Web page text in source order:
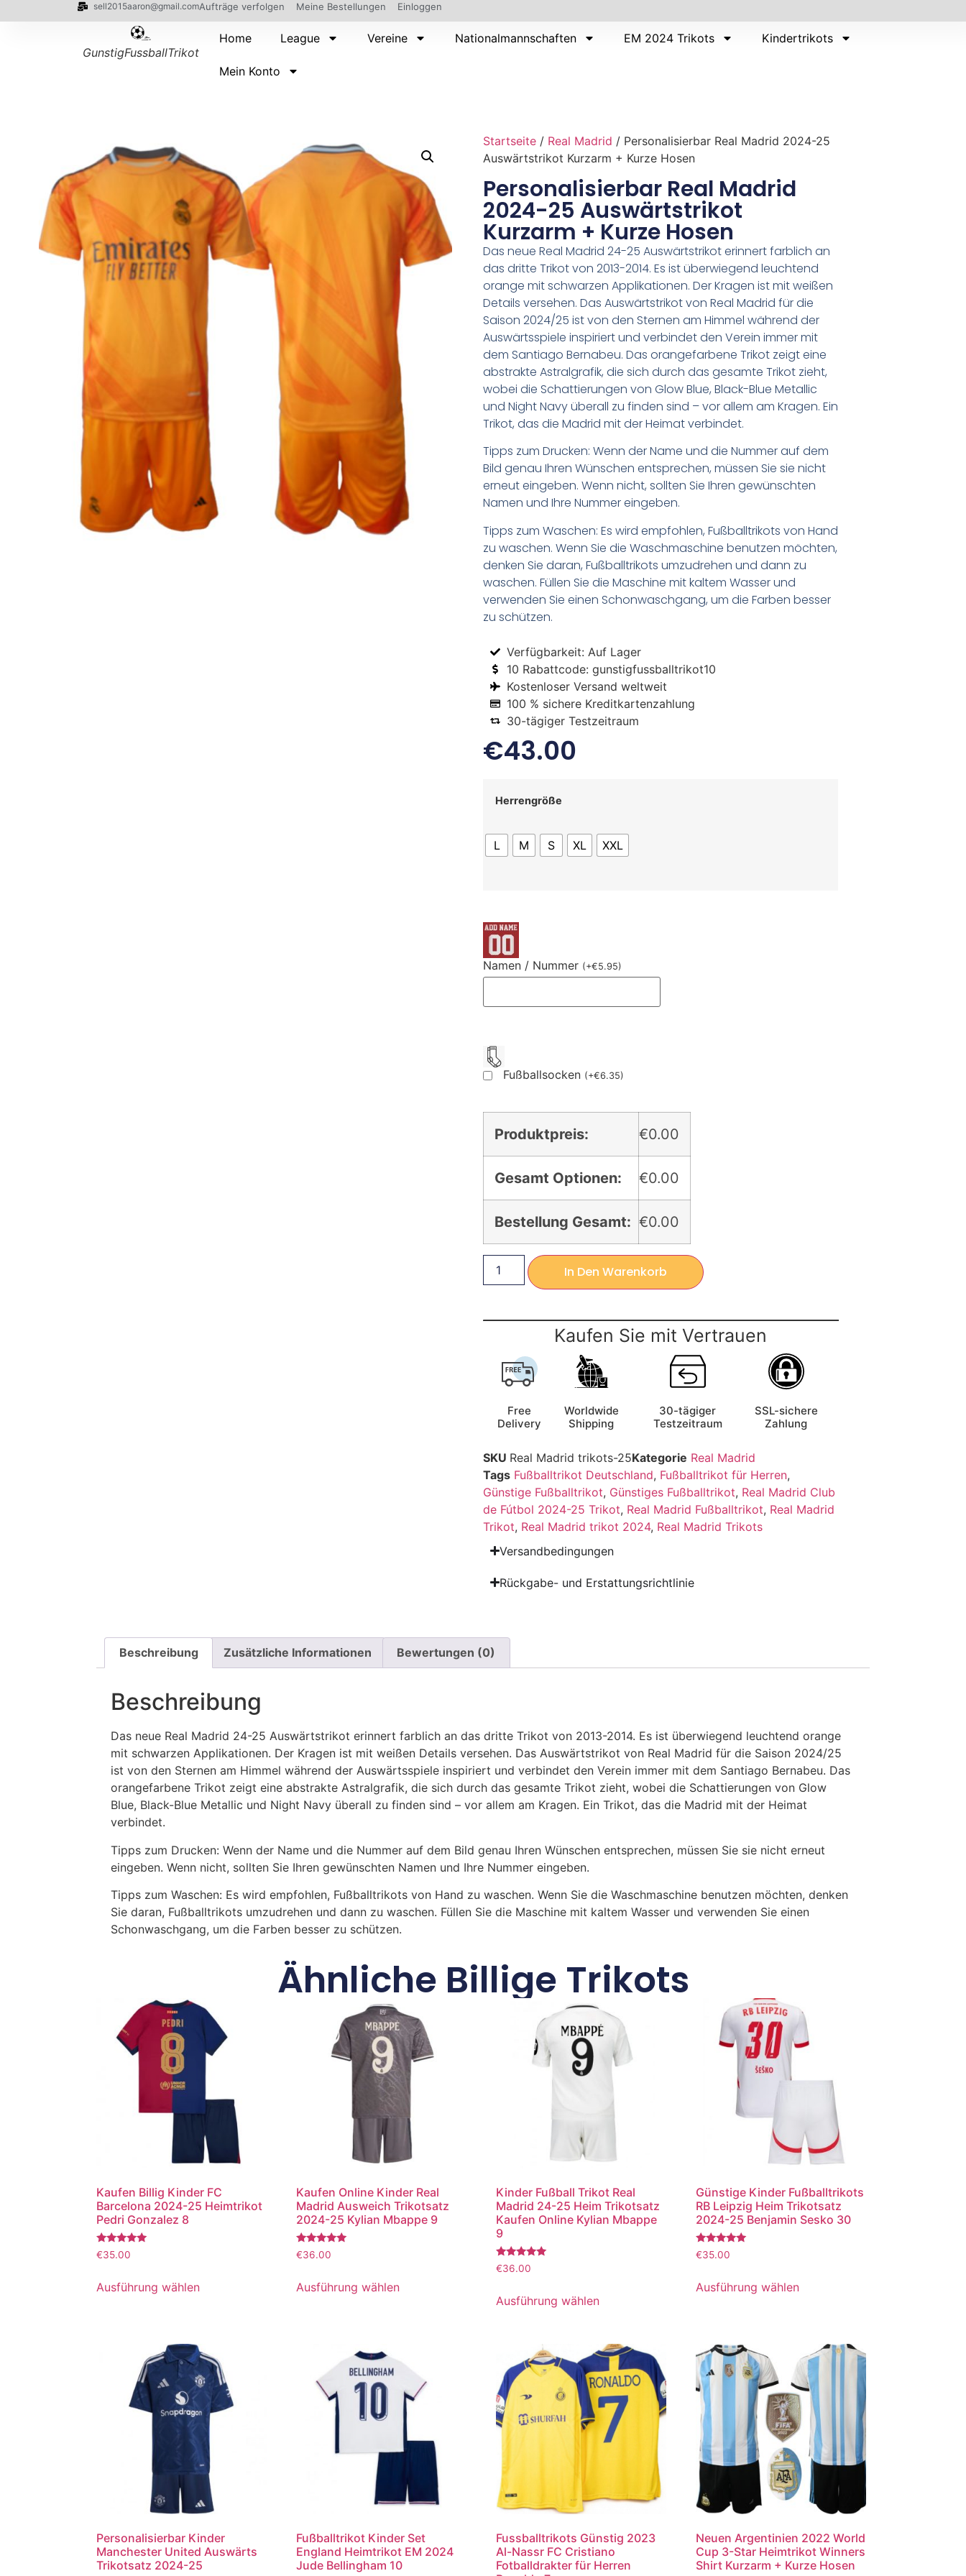
sell2015aaron@gmail.comAufträge verfolgen Meine Bestellungen Einloggen
GunstigFussballTrikot
Home League Vereine Nationalmannschaften EM 2024 Trikots Kindertrikots
Mein Konto
Startseite / Real Madrid / Personalisierbar Real Madrid 2024-25
Auswärtstrikot Kurzarm + Kurze Hosen
Personalisierbar Real Madrid
2024-25 Auswärtstrikot
Kurzarm + Kurze Hosen
Das neue Real Madrid 24-25 Auswärtstrikot erinnert farblich an
das dritte Trikot von 2013-2014. Es ist überwiegend leuchtend
orange mit schwarzen Applikationen. Der Kragen ist mit weißen
Details versehen. Das Auswärtstrikot von Real Madrid für die
Saison 2024/25 ist von den Sternen am Himmel während der
Auswärtsspiele inspiriert und verbindet den Verein immer mit
dem Santiago Bernabeu. Das orangefarbene Trikot zeigt eine
abstrakte Astralgrafik, die sich durch das gesamte Trikot zieht,
wobei die Schattierungen von Glow Blue, Black-Blue Metallic
und Night Navy überall zu finden sind – vor allem am Kragen. Ein
Trikot, das die Madrid mit der Heimat verbindet.
Tipps zum Drucken: Wenn der Name und die Nummer auf dem
Bild genau Ihren Wünschen entsprechen, müssen Sie sie nicht
erneut eingeben. Wenn nicht, sollten Sie Ihren gewünschten
Namen und Ihre Nummer eingeben.
Tipps zum Waschen: Es wird empfohlen, Fußballtrikots von Hand
zu waschen. Wenn Sie die Waschmaschine benutzen möchten,
denken Sie daran, Fußballtrikots umzudrehen und dann zu
waschen. Füllen Sie die Maschine mit kaltem Wasser und
verwenden Sie einen Schonwaschgang, um die Farben besser
zu schützen.
Verfügbarkeit: Auf Lager
10 Rabattcode: gunstigfussballtrikot10
Kostenloser Versand weltweit
100 % sichere Kreditkartenzahlung
30-tägiger Testzeitraum
€43.00
Herrengröße
L M S XL XXL
Namen / Nummer (+€5.95)
Fußballsocken (+€6.35)
Produktpreis: €0.00
Gesamt Optionen: €0.00
Bestellung Gesamt: €0.00
In Den Warenkorb
Kaufen Sie mit Vertrauen
Free
Delivery
Worldwide
Shipping
30-tägiger
Testzeitraum
SSL-sichere
Zahlung
SKU Real Madrid trikots-25Kategorie Real Madrid
Tags Fußballtrikot Deutschland, Fußballtrikot für Herren,
Günstige Fußballtrikot, Günstiges Fußballtrikot, Real Madrid Club
de Fútbol 2024-25 Trikot, Real Madrid Fußballtrikot, Real Madrid
Trikot, Real Madrid trikot 2024, Real Madrid Trikots
Versandbedingungen
Rückgabe- und Erstattungsrichtlinie
Beschreibung Zusätzliche Informationen Bewertungen (0)
Beschreibung
Das neue Real Madrid 24-25 Auswärtstrikot erinnert farblich an das dritte Trikot von 2013-2014. Es ist überwiegend leuchtend orange
mit schwarzen Applikationen. Der Kragen ist mit weißen Details versehen. Das Auswärtstrikot von Real Madrid für die Saison 2024/25
ist von den Sternen am Himmel während der Auswärtsspiele inspiriert und verbindet den Verein immer mit dem Santiago Bernabeu. Das
orangefarbene Trikot zeigt eine abstrakte Astralgrafik, die sich durch das gesamte Trikot zieht, wobei die Schattierungen von Glow
Blue, Black-Blue Metallic und Night Navy überall zu finden sind – vor allem am Kragen. Ein Trikot, das die Madrid mit der Heimat
verbindet.
Tipps zum Drucken: Wenn der Name und die Nummer auf dem Bild genau Ihren Wünschen entsprechen, müssen Sie sie nicht erneut
eingeben. Wenn nicht, sollten Sie Ihren gewünschten Namen und Ihre Nummer eingeben.
Tipps zum Waschen: Es wird empfohlen, Fußballtrikots von Hand zu waschen. Wenn Sie die Waschmaschine benutzen möchten, denken
Sie daran, Fußballtrikots umzudrehen und dann zu waschen. Füllen Sie die Maschine mit kaltem Wasser und verwenden Sie einen
Schonwaschgang, um die Farben besser zu schützen.
Ähnliche Billige Trikots
Kaufen Billig Kinder FC
Barcelona 2024-25 Heimtrikot
Pedri Gonzalez 8
Bewertet
mit
von 5
€35.00
Ausführung wählen
Kaufen Online Kinder Real
Madrid Ausweich Trikotsatz
2024-25 Kylian Mbappe 9
Bewertet
mit
von 5
€36.00
Ausführung wählen
Kinder Fußball Trikot Real
Madrid 24-25 Heim Trikotsatz
Kaufen Online Kylian Mbappe
9
Bewertet
mit
von 5
€36.00
Ausführung wählen
Günstige Kinder Fußballtrikots
RB Leipzig Heim Trikotsatz
2024-25 Benjamin Sesko 30
Bewertet
mit
von 5
€35.00
Ausführung wählen
Personalisierbar Kinder
Manchester United Auswärts
Trikotsatz 2024-25
Fußballtrikot Kinder Set
England Heimtrikot EM 2024
Jude Bellingham 10
Fussballtrikots Günstig 2023
Al-Nassr FC Cristiano
Fotballdrakter für Herren
Neuen Argentinien 2022 World
Cup 3-Star Heimtrikot Winners
Shirt Kurzarm + Kurze Hosen